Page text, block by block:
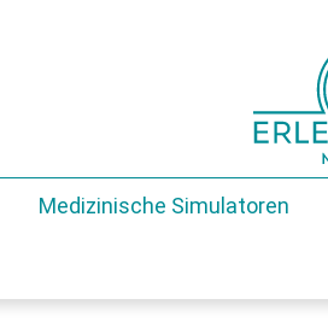
Medizinische Simulatoren